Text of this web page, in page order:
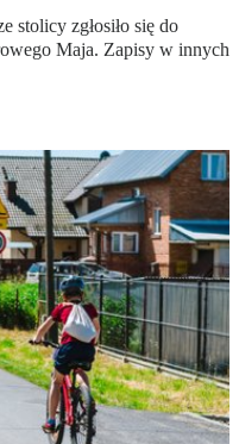
stolicy zgłosiło się do
Maja. Zapisy w innych